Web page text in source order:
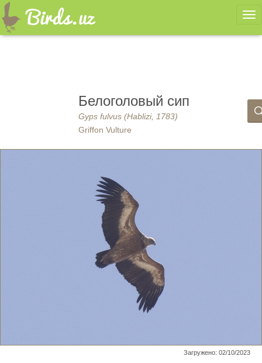
Белоголовый сип
Gyps fulvus (Hablizi, 1783)
Griffon Vulture
Загружено: 02/10/2023